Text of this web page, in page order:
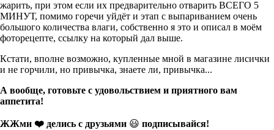
жарить, при этом если их предварительно отварить ВСЕГО 5
МИНУТ, помимо горечи уйдёт и этап с выпариванием очень
большого количества влаги, собственно я это и описал в моём
фоторецепте, ссылку на который дал выше.
Кстати, вполне возможно, купленные мной в магазине лисички
и не горчили, но привычка, знаете ли, привычка...
А вообще, готовьте с удовольствием и приятного вам
аппетита!
ЖЖми ❤️ делись с друзьями 😃 подписывайся!